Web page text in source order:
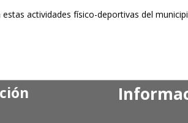
actividades físico-deportivas del